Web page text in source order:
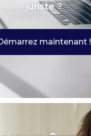
juriste ?
maintenant !